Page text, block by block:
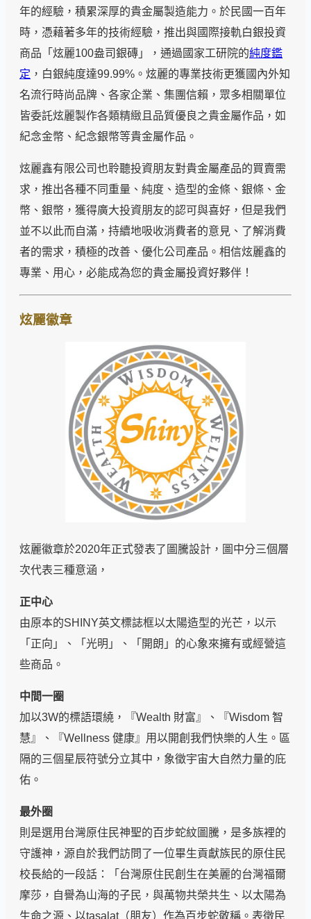
年的經驗，積累深厚的貴金屬製造能力。於民國一百年
時，憑藉著多年的技術經驗，推出與國際接軌白銀投資
商品「炫麗100盎司銀磚」，通過國家工研院的純度鑑
定 ，白銀純度達99.99%。炫麗的專業技術更獲國內外知
名流行時尚品牌、各家企業、集團信賴，眾多相關單位
皆委託炫麗製作各類精緻且品質優良之貴金屬作品，如
紀念金幣、紀念銀幣等貴金屬作品。
炫麗鑫有限公司也聆聽投資朋友對貴金屬產品的買賣需
求，推出各種不同重量、純度、造型的金條、銀條、金
幣、銀幣，獲得廣大投資朋友的認可與喜好，但是我們
並不以此而自滿，持續地吸收消費者的意見、了解消費
者的需求，積極的改善、優化公司產品。相信炫麗鑫的
專業、用心，必能成為您的貴金屬投資好夥伴！
炫麗徽章
炫麗徽章於2020年正式發表了圖騰設計，圖中分三個層
次代表三種意涵，
正中心
由原本的SHINY英文標誌框以太陽造型的光芒，以示
「正向」、「光明」、「開朗」的心象來擁有或經營這
些商品。
中間一圈
加以3W的標語環繞，『Wealth 財富』、『Wisdom 智
慧』、『Wellness 健康』用以開創我們快樂的人生。區
隔的三個星辰符號分立其中，象徵宇宙大自然力量的庇
佑。
最外圈
則是選用台灣原住民神聖的百步蛇紋圖騰，是多族裡的
守護神，源自於我們訪問了一位畢生貢獻族民的原住民
校長給的一段話：「台灣原住民創生在美麗的台灣福爾
摩莎，自譽為山海的子民，與萬物共榮共生、以太陽為
生命之源、以tasalat（朋友）作為百步蛇敬稱。表徵民